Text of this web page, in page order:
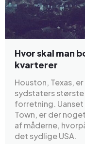
Hvor skal man
kvarterer
Houston, Texas,
sydstaters
forretning.
Town, er der
af måderne,
det sydlige USA.